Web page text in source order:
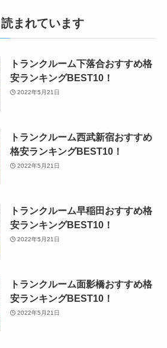
まれています
トランクルーム下落合おすすめ格
安ランキングBEST10！
2022年5月21日
トランクルーム西武新宿おすすめ
格安ランキングBEST10！
2022年5月21日
トランクルーム早稲田おすすめ格
安ランキングBEST10！
2022年5月21日
トランクルーム面影橋おすすめ格
安ランキングBEST10！
2022年5月21日